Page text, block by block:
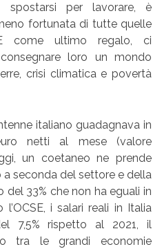
per lavorare, è
fortunata di tutte quelle
come ultimo regalo, ci
loro un mondo
crisi climatica e povertà
italiano guadagnava in
netti al mese (valore
un coetaneo ne prende
a seconda del settore e della
del 33% che non ha eguali in
l’OCSE, i salari reali in Italia
7,5% rispetto al 2021, il
tra le grandi economie